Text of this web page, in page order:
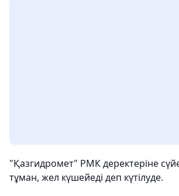
"Қазгидромет" РМК деректеріне
тұман, жел күшейеді деп күтілуде.